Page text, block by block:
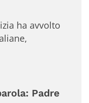
ha avvolto
Padre